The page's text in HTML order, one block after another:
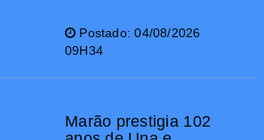
Postado: 04/08/2026
09H34
Marão prestigia 102